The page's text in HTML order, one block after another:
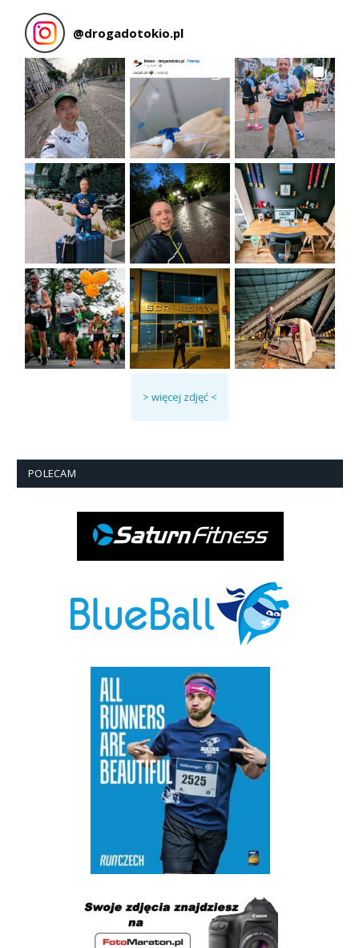
@drogadotokio.pl
> więcej zdjęć <
POLECAM